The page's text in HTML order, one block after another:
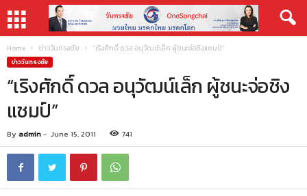
Home ข่าววันทรงชัย “เริงศักดิ์ ดวล อนุวัฒน์เล็ก ผู้ชนะจ่อชิงแชมป์”
ข่าววันทรงชัย
“เริงศักดิ์ ดวล อนุวัฒน์เล็ก ผู้ชนะจ่อชิง
แชมป์”
By admin- June 15, 2011 741